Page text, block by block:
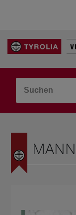
LEBEN &
KOCHEN &
KINDER- &